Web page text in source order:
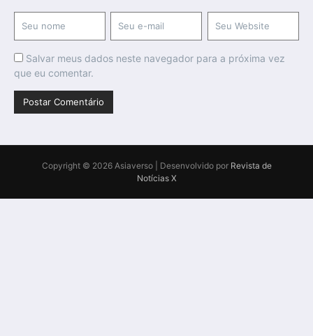
Salvar meus dados neste navegador para a próxima vez
que eu comentar.
Copyright © 2026 Asiaverso | Desenvolvido por Revista de
Notícias X